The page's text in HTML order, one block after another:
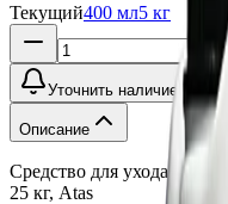
Текущий400 мл5 кг
Уточнить наличие
Описание
Средство для ухода за
25 кг, Atas